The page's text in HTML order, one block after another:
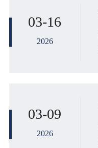
03-16
2026
03-09
2026